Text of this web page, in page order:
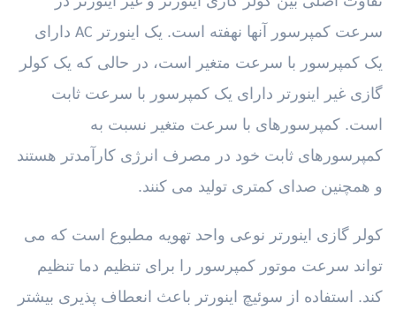
سرعت کمپرسور آنها نهفته است. یک اینورتر AC دارای
یک کمپرسور با سرعت متغیر است، در حالی که یک کولر
گازی غیر اینورتر دارای یک کمپرسور با سرعت ثابت
است. کمپرسورهای با سرعت متغیر نسبت به
کمپرسورهای ثابت خود در مصرف انرژی کارآمدتر هستند
و همچنین صدای کمتری تولید می کنند.
کولر گازی اینورتر نوعی واحد تهویه مطبوع است که می
تواند سرعت موتور کمپرسور را برای تنظیم دما تنظیم
کند. استفاده از سوئیچ اینورتر باعث انعطاف پذیری بیشتر